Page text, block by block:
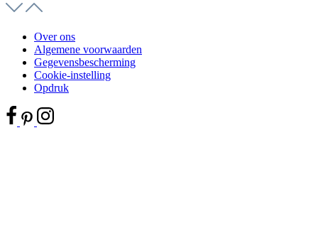
Over ons
Algemene voorwaarden
Gegevensbescherming
Cookie-instelling
Opdruk